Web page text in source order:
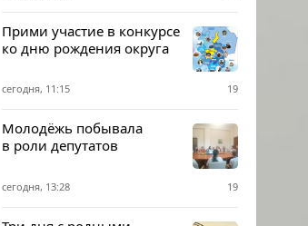
Прими участие в конкурсе
ко дню рождения округа
сегодня, 11:15 19
Молодёжь побывала
в роли депутатов
сегодня, 13:28 19